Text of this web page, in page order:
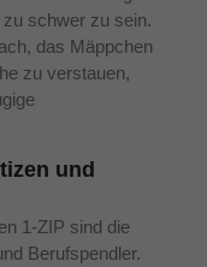
schwer zu sein.
das Mäppchen
zu verstauen,
und
1-ZIP sind die
Berufspendler.